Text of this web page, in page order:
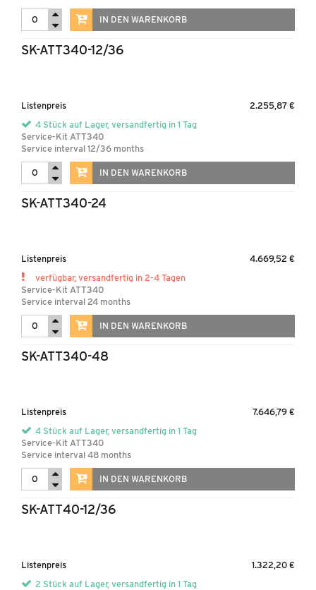
IN DEN WARENKORB
SK-ATT340-12/36
Listenpreis
2.255,87 €
4 Stück auf Lager, versandfertig in 1 Tag
Service-Kit ATT340
Service interval 12/36 months
IN DEN WARENKORB
SK-ATT340-24
Listenpreis
4.669,52 €
verfügbar, versandfertig in 2-4 Tagen
Service-Kit ATT340
Service interval 24 months
IN DEN WARENKORB
SK-ATT340-48
Listenpreis
7.646,79 €
4 Stück auf Lager, versandfertig in 1 Tag
Service-Kit ATT340
Service interval 48 months
IN DEN WARENKORB
SK-ATT40-12/36
Listenpreis
1.322,20 €
2 Stück auf Lager, versandfertig in 1 Tag